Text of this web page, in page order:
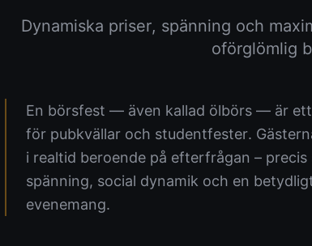
Dynamiska priser, spänning och
oförglömlig
En börsfest — även kallad ölbörs — är
för pubkvällar och studentfester.
i realtid beroende på efterfrågan –
spänning, social dynamik och en
evenemang.